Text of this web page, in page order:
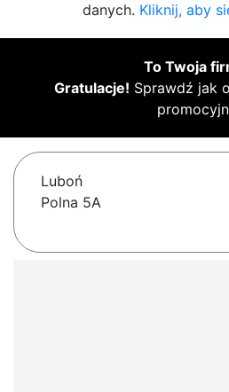
danych. Kliknij, aby
To Twoja
Gratulacje! Sprawdź jak
Luboń
Polna 5A